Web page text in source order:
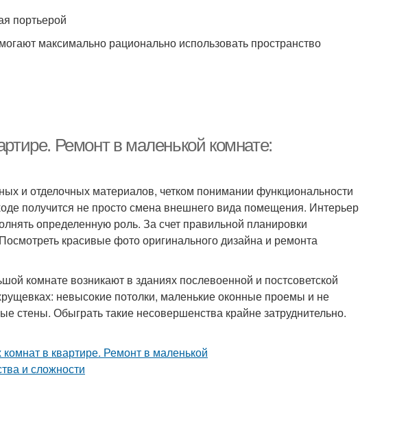
портьерой
максимально рационально использовать пространство
Ремонт в маленькой комнате:
и отделочных материалов, четком понимании функциональности
получится не просто смена внешнего вида помещения. Интерьер
определенную роль. За счет правильной планировки
красивые фото оригинального дизайна и ремонта
комнате возникают в зданиях послевоенной и постсоветской
невысокие потолки, маленькие оконные проемы и не
стены. Обыграть такие несовершенства крайне затруднительно.